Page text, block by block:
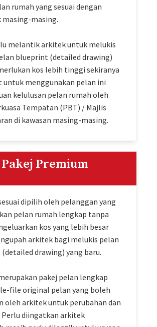
rumah yang sesuai dengan
masing-masing.
melantik arkitek untuk melukis
blueprint (detailed drawing)
kos lebih tinggi sekiranya
untuk menggunakan pelan ini
kelulusan pelan rumah oleh
Tempatan (PBT) / Majlis
di kawasan masing-masing.
Pakej Premium
dipilih oleh pelanggan yang
pelan rumah lengkap tanpa
kos yang lebih besar
arkitek bagi melukis pelan
drawing) yang baru.
pakej pelan lengkap
file original pelan yang boleh
oleh arkitek untuk perubahan dan
Perlu diingatkan arkitek